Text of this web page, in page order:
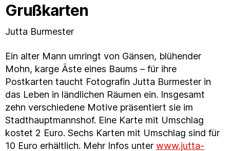
Grußkarten
Jutta Burmester
Ein alter Mann umringt von Gänsen, blühender
Mohn, karge Äste eines Baums – für ihre
Postkarten taucht Fotografin Jutta Burmester in
das Leben in ländlichen Räumen ein. Insgesamt
zehn verschiedene Motive präsentiert sie im
Stadthauptmannshof. Eine Karte mit Umschlag
kostet 2 Euro. Sechs Karten mit Umschlag sind für
10 Euro erhältlich. Mehr Infos unter www.jutta-